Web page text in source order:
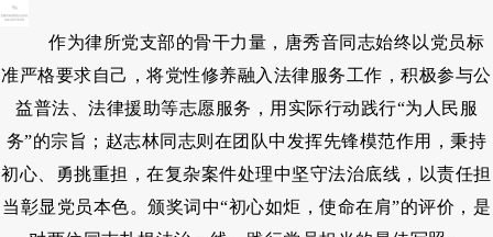
作为律所党支部的骨干力量，唐秀音同志始终以党员标
准严格要求自己，将党性修养融入法律服务工作，积极参与公
益普法、法律援助等志愿服务，用实际行动践行“为人民服
务”的宗旨；赵志林同志则在团队中发挥先锋模范作用，秉持
初心、勇挑重担，在复杂案件处理中坚守法治底线，以责任担
当彰显党员本色。颁奖词中“初心如炬，使命在肩”的评价，是